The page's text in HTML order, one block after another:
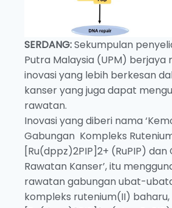
SERDANG:Sekumpulan
Putra Malaysia (UPM)
inovasi yang lebih berkesan
kanser yang juga dapat
rawatan.
Inovasi yang diberi nama
Gabungan Kompleks
[Ru(dppz)2PIP]2+ (RuPIP)
Rawatan Kanser’, itu
rawatan gabungan ubat-
kompleks rutenium(II) baharu,